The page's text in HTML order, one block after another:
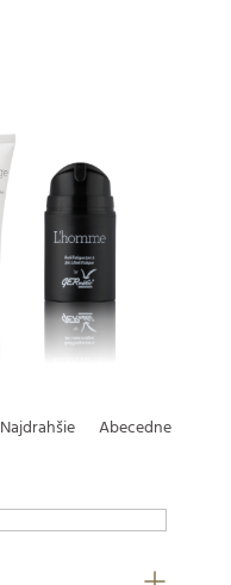
Najdrahšie Abecedne